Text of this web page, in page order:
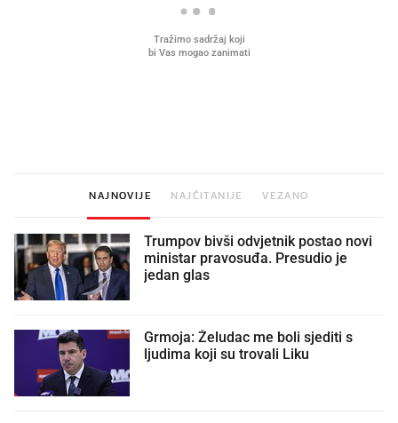
NAJNOVIJE NAJČITANIJE VEZANO
Trumpov bivši odvjetnik postao novi
ministar pravosuđa. Presudio je
jedan glas
Grmoja: Želudac me boli sjediti s
ljudima koji su trovali Liku